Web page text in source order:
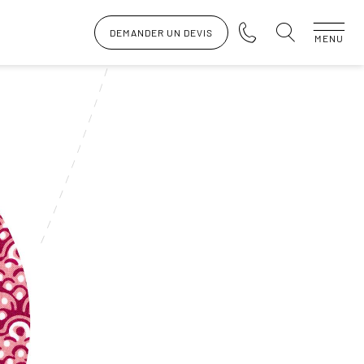
DEMANDER UN DEVIS MENU